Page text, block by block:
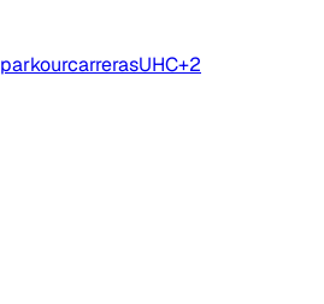
parkourcarrerasUHC+2